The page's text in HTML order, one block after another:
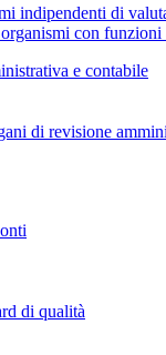
indipendenti di
con funzioni
e contabile
di revisione
di qualità